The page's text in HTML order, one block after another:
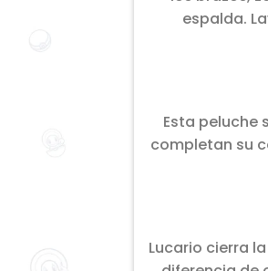
espalda.
Esta peluche
completan su
Lucario cierra